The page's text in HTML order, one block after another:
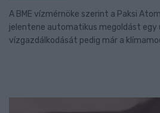
A BME vízmérnöke szerint a Paksi
jelentene automatikus megoldást egy
vízgazdálkodását pedig már a